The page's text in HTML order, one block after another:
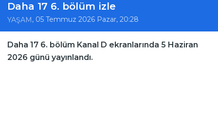
Daha 17 6. bölüm izle
YAŞAM , 05 Temmuz 2026 Pazar, 20:28
Daha 17 6. bölüm Kanal D ekranlarında 5 Haziran
2026 günü yayınlandı.